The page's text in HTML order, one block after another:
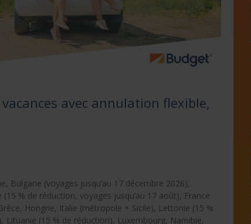
avec annulation flexible,
Bulgarie (voyages jusqu’au 17 décembre 2026),
% de réduction, voyages jusqu’au 17 août), France
Hongrie, Italie (métropole + Sicile), Lettonie (15 %
Lituanie (15 % de réduction), Luxembourg, Namibie,